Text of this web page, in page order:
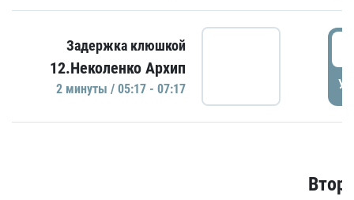
Задержка клюшкой
12.Неколенко Архип
2 минуты / 05:17 - 07:17